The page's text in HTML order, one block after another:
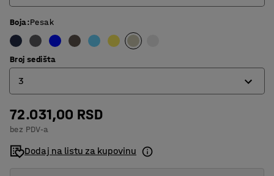
900
1200
Boja:Pesak
Broj sedišta
3
3
4
72.031,00 RSD
bez PDV-a
Dodaj na listu za kupovinu